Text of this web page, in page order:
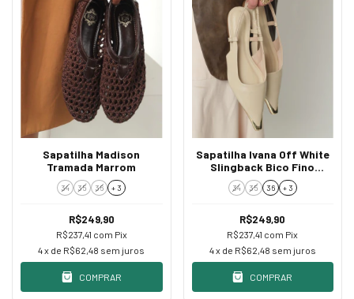
Sapatilha Madison
Tramada Marrom
34 35 36 + 3
R$249,90
R$237,41 com Pix
4x de R$62,48 sem juros
COMPRAR
Sapatilha Ivana Off White
Slingback Bico Fino
Dourado
34 35 36 + 3
R$249,90
R$237,41 com Pix
4x de R$62,48 sem juros
COMPRAR